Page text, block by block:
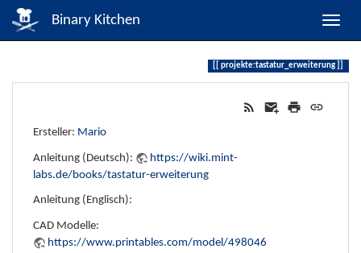
Binary Kitchen
projekte:tastatur_erweiterung
Ersteller: Mario
Anleitung (Deutsch):
https://wiki.mint-
labs.de/books/tastatur-erweiterung
Anleitung (Englisch):
CAD Modelle:
https://www.printables.com/model/498046